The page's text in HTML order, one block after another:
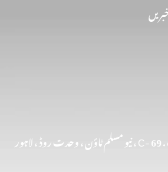
احرار مرکزی سیکرٹریٹ . 69 -C ، نیو مسلم ٹاؤن ، وحدت روڈ ، لاہور